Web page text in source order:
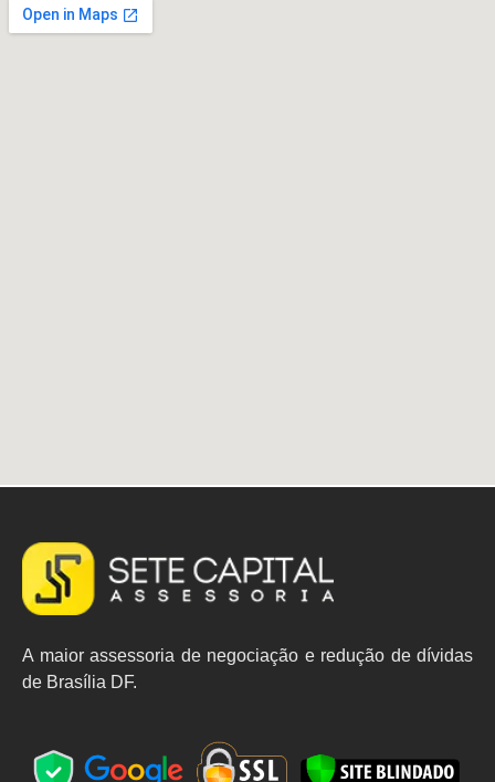
A maior assessoria de negociação e redução de dívidas
de Brasília DF.